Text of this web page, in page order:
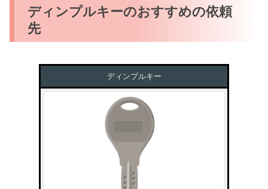
ディンプルキーのおすすめの依頼
先
ディンプルキー